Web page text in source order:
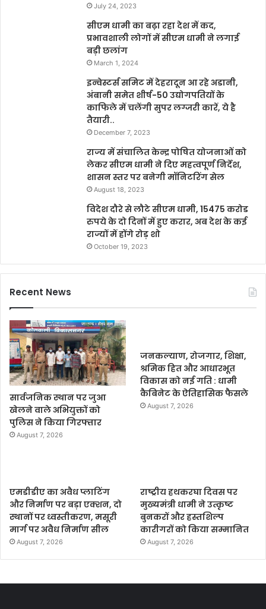
July 24, 2023
सीएम धामी का बढ़ा रहा देश में कद,
प्रभावशाली लोगों में सीएम धामी ने लगाई
बड़ी छलांग
March 1, 2024
इन्वेस्टर्स समिट में देहरादून आ रहे अडानी,
अंबानी समेत शीर्ष-50 उद्योगपतियों के
काफिले में चलेंगी सुपर लग्जरी कारें, ये है
तैयारी..
December 7, 2023
राज्य में संचालित केन्द्र पोषित योजनाओं को
लेकर सीएम धामी ने दिए महत्वपूर्ण निर्देश,
शासन स्तर पर बनेगी मॉनिटरिंग सेल
August 18, 2023
विदेश दौरे से लौटे सीएम धामी, 15475 करोड
रुपये के दो दिनों में हुए करार, अब देश के कई
राज्यों में होंगे रोड़ शो
October 19, 2023
Recent News
सार्वजनिक स्थान पर जुआ
खेलने वाले अभियुक्तों को
पुलिस ने किया गिरफ्तार
August 7, 2026
जनकल्याण, रोजगार, शिक्षा,
श्रमिक हित और आधारभूत
विकास को नई गति : धामी
कैबिनेट के ऐतिहासिक फैसले
August 7, 2026
एमडीडीए का अवैध प्लाटिंग
और निर्माण पर बड़ा एक्शन, दो
स्थानों पर ध्वस्तीकरण, मसूरी
मार्ग पर अवैध निर्माण सील
August 7, 2026
राष्ट्रीय हथकरघा दिवस पर
मुख्यमंत्री धामी ने उत्कृष्ट
बुनकरों और हस्तशिल्प
कारीगरों को किया सम्मानित
August 7, 2026